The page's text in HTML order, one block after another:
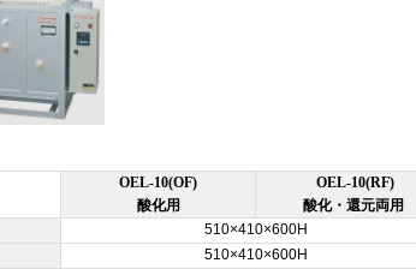
OEL-10(OF)
酸化用
OEL-10(RF)
酸化・還元両用
510×410×600H
510×410×600H